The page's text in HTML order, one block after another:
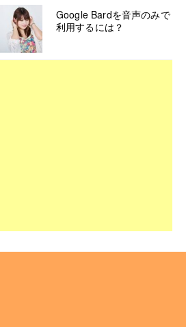
Google Bardを音声のみで
利用するには？